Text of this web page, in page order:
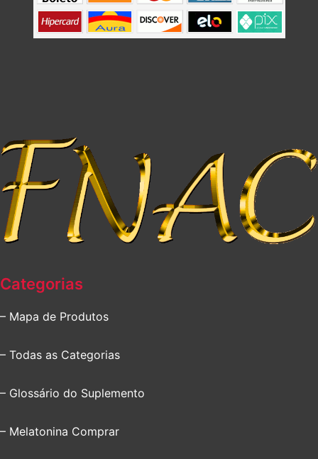
Categorias
– Mapa de Produtos
– Todas as Categorias
– Glossário do Suplemento
– Melatonina Comprar